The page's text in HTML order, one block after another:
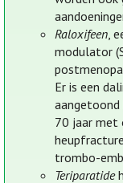
Raloxifeen,
modulator
Er is een
70 jaar met
trombo-
Teriparatide